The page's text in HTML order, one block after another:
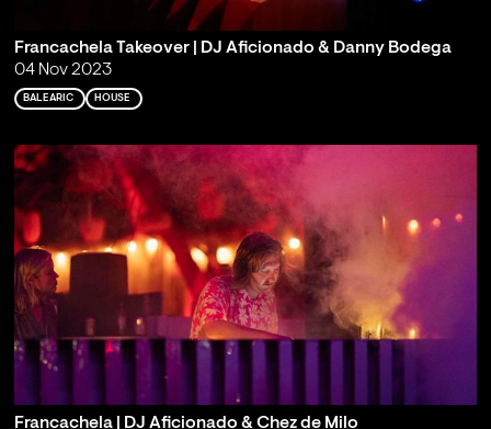
Francachela Takeover | DJ Aficionado & Danny Bodega
04 Nov 2023
BALEARIC HOUSE
Francachela | DJ Aficionado & Chez de Milo